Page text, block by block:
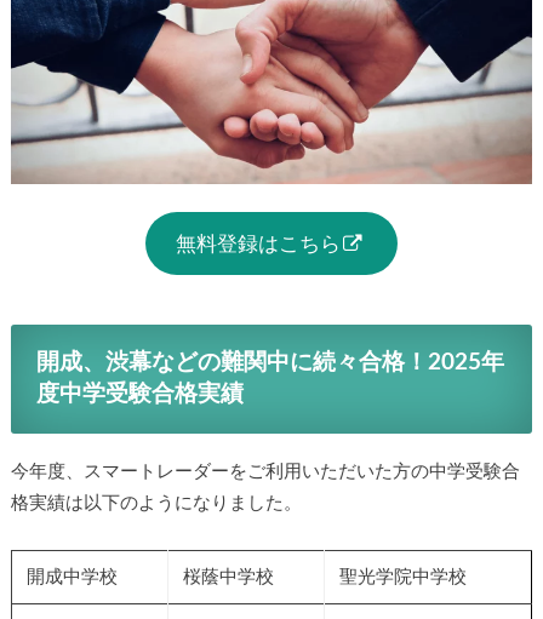
無料登録はこちら
開成、渋幕などの難関中に続々合格！2025年
度中学受験合格実績
今年度、スマートレーダーをご利用いただいた方の中学受験合
格実績は以下のようになりました。
開成中学校 桜蔭中学校 聖光学院中学校